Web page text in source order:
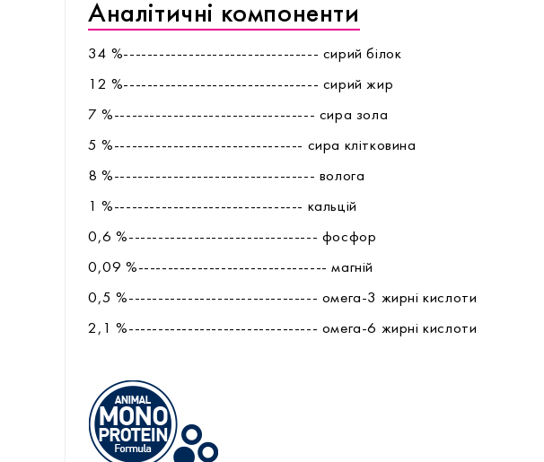
Аналітичні компоненти
34 %--------------------------------- сирий білок
12 %--------------------------------- сирий жир
7 %---------------------------------- сира зола
5 %-------------------------------- сира клітковина
8 %---------------------------------- волога
1 %-------------------------------- кальцій
0,6 %-------------------------------- фоcфор
0,09 %-------------------------------- магній
0,5 %-------------------------------- омега-3 жирні кислоти
2,1 %-------------------------------- омега-6 жирні кислоти